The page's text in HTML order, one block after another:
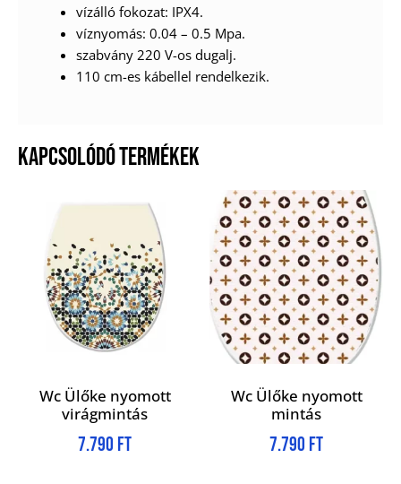
vízálló fokozat: IPX4.
víznyomás: 0.04 – 0.5 Mpa.
szabvány 220 V-os dugalj.
110 cm-es kábellel rendelkezik.
KAPCSOLÓDÓ TERMÉKEK
Wc Ülőke nyomott
virágmintás
7.790 Ft
Wc Ülőke nyomott
mintás
7.790 Ft